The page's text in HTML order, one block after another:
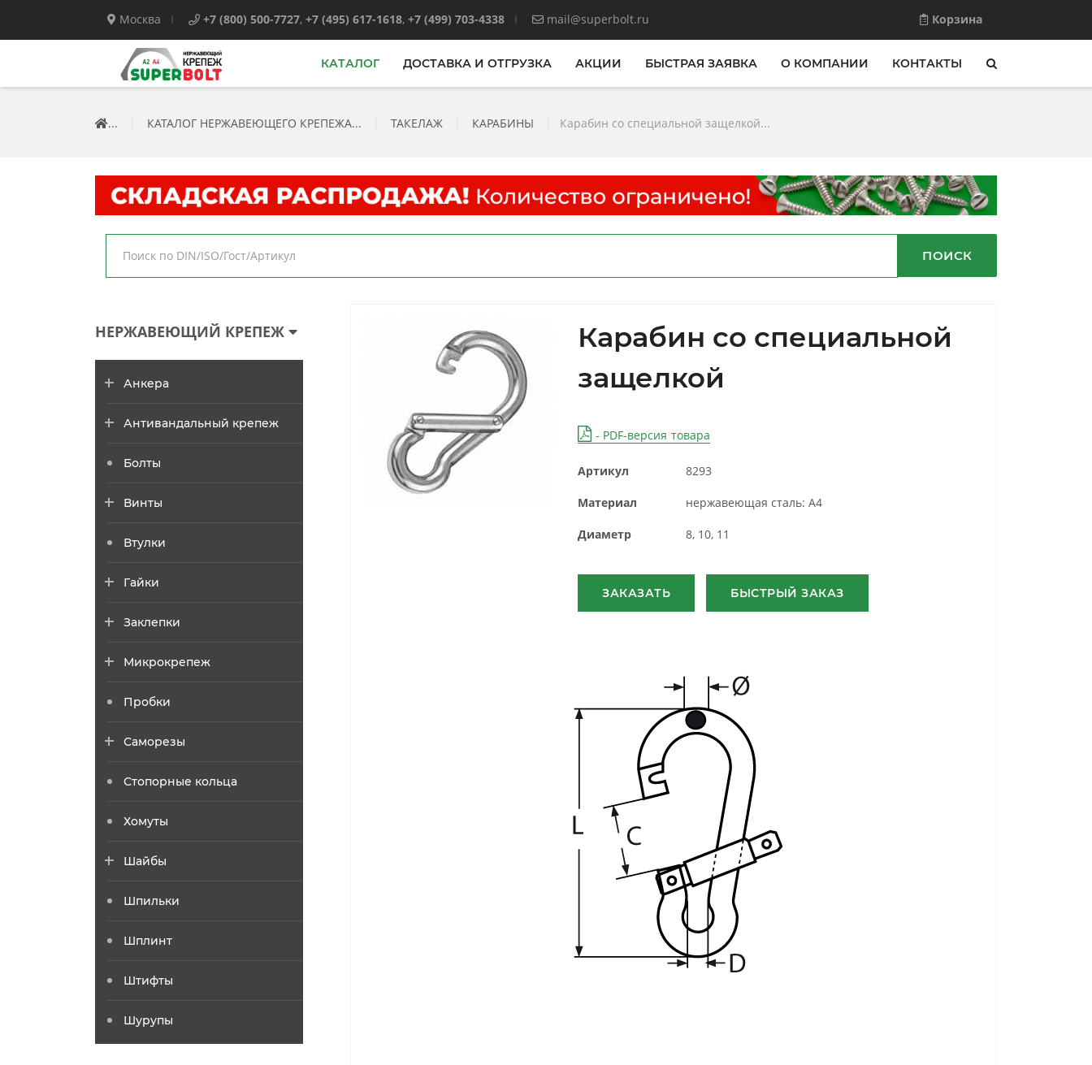
Москва +7 (800) 500-7727, +7 (495) 617-1618, +7 (499) 703-4338 mail@superbolt.ru Корзина
КАТАЛОГ ДОСТАВКА И ОТГРУЗКА АКЦИИ БЫСТРАЯ ЗАЯВКА О КОМПАНИИ КОНТАКТЫ
... КАТАЛОГ НЕРЖАВЕЮЩЕГО КРЕПЕЖА... ТАКЕЛАЖ КАРАБИНЫ Карабин со специальной защелкой...
ПОИСК
Карабин со специальной
защелкой
- PDF-версия товара
Артикул 8293
Материал нержавеющая сталь: A4
Диаметр 8, 10, 11
ЗАКАЗАТЬ БЫСТРЫЙ ЗАКАЗ
НЕРЖАВЕЮЩИЙ КРЕПЕЖ
Анкера
Антивандальный крепеж
Болты
Винты
Втулки
Гайки
Заклепки
Микрокрепеж
Пробки
Саморезы
Стопорные кольца
Хомуты
Шайбы
Шпильки
Шплинт
Штифты
Шурупы